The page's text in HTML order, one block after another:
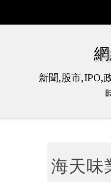
新聞,股市,IPO,
海天味